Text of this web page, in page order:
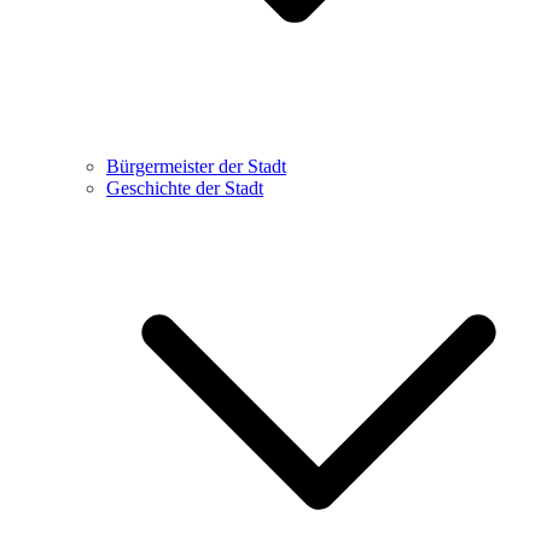
Bürgermeister der Stadt
Geschichte der Stadt